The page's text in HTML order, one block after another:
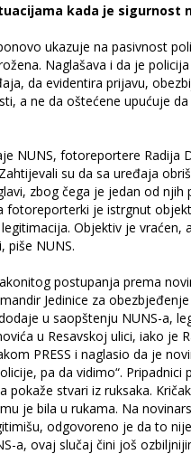
kada je sigurnost
ukazuje na pasivnost
Naglašava i da je
da evidentira prijavu,
a ne da oštećene upućuje da
NUNS, fotoreportere Radija
su da sa uređaja
zbog čega je jedan od njih
fotoreporterki je istrgnut
Objektiv je vraćen,
piše NUNS.
postupanja prema
Jedinice za
u saopštenju NUNS-a,
u Resavskoj ulici, iako je
PRESS i naglasio da je
pa da vidimo“.
pokaže stvari iz ruksaka.
je bila u rukama. Na
odgovoreno je da to
a, ovaj slučaj čini još